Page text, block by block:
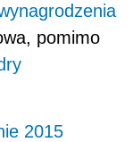
pomimo
2015